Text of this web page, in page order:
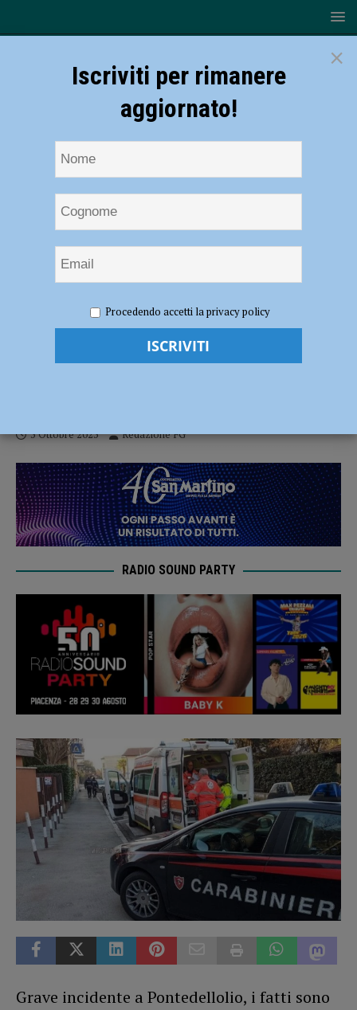
travolge una carrozzina elettrica a Pontedellolio, grave un uomo di 83
Auto travolge una carrozzina elettrica a
5 Ottobre 2025 Redazione FG
RADIO SOUND PARTY
Grave incidente a Pontedellolio, i fatti sono
×
Iscriviti per rimanere
aggiornato!
Procedendo accetti la privacy policy